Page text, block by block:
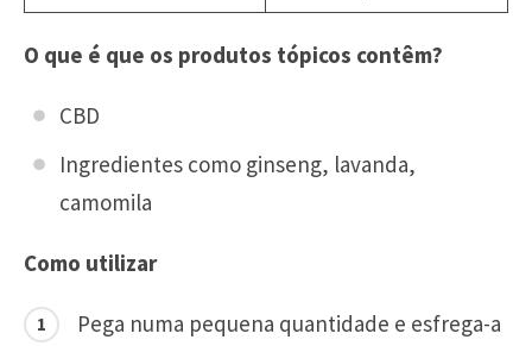
O que é que os produtos tópicos contêm?
CBD
Ingredientes como ginseng, lavanda,
camomila
Como utilizar
Pega numa pequena quantidade e esfrega-a